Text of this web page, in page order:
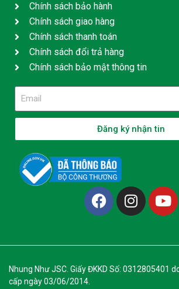
Chính sách bảo hành
Chính sách giao hàng
Chính sách thanh toán
Chính sách đổi trả hàng
Chính sách bảo mật thông tin
Đăng ký nhận tin
Nhung Như JSC. Giấy ĐKKD Số: 0312805401
cấp ngày 03/06/2014.